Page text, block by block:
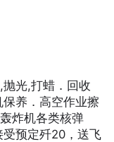
光,打蜡．回收
养．高空作业擦
炸机各类核弹
预定歼20，送飞